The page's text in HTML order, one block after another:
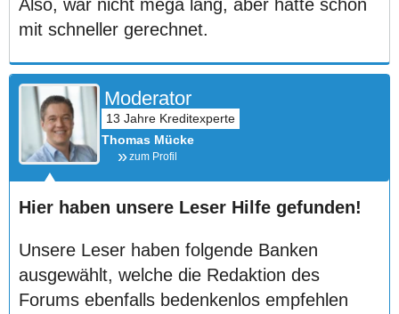
Also, war nicht mega lang, aber hatte schon
mit schneller gerechnet.
Moderator
Thomas Mücke
zum Profil
Hier haben unsere Leser Hilfe gefunden!
Unsere Leser haben folgende Banken
ausgewählt, welche die Redaktion des
Forums ebenfalls bedenkenlos empfehlen